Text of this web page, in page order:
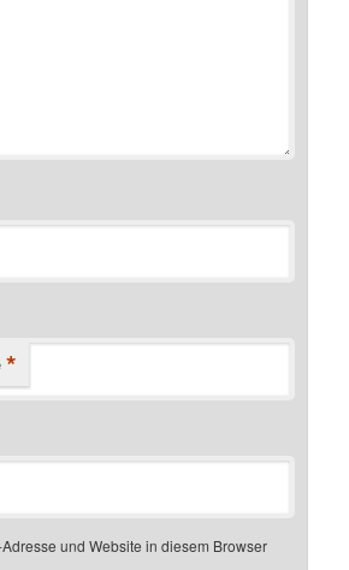
*
und Website in diesem Browser